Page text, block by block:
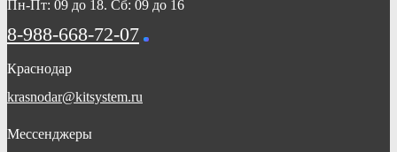
Пн-Пт: 09 до 18. Сб: 09 до 16
8-988-668-72-07
Краснодар
krasnodar@kitsystem.ru
Мессенджеры